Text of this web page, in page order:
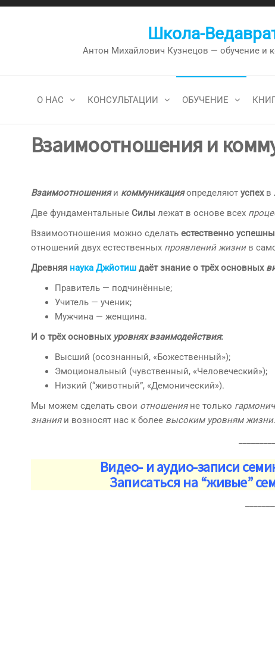
Перейти
Школа-
Антон Михайлович Кузнецов — обучение и
О НАС КОНСУЛЬТАЦИИ ОБУЧЕНИЕ
Взаимоотношения и
Взаимоотношенияи коммуникацияопределяют успехв
Две фундаментальные Силы лежат в основе всех
Взаимоотношения можно сделать естественно
отношений двух естественных проявлений жизнив
Древняя наука Джйотиш даёт знание о трёх основных
Правитель — подчинённые;
Учитель — ученик;
Мужчина — женщина.
И о трёх основных уровнях взаимодействия:
Высший (осознанный, «Божественный»);
Эмоциональный (чувственный, «Человеческий»);
Низкий (“животный”, «Демонический»).
Мы можем сделать свои отношенияне только
знанияи возносят нас к более высоким уровням жизни.
Видео- и аудио-записи
Записаться на “живые”